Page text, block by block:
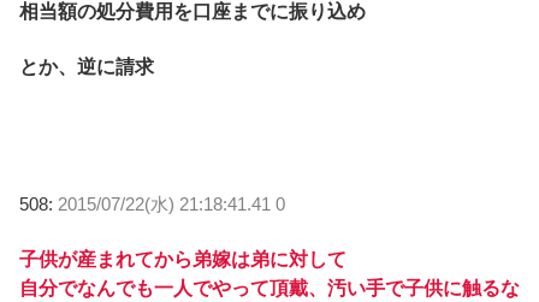
相当額の処分費用を口座までに振り込め
とか、逆に請求
508: 2015/07/22(水) 21:18:41.41 0
子供が産まれてから弟嫁は弟に対して
自分でなんでも一人でやって頂戴、汚い手で子供に触るな